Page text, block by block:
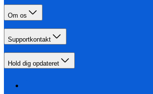
Om os
Supportkontakt
Hold dig opdateret